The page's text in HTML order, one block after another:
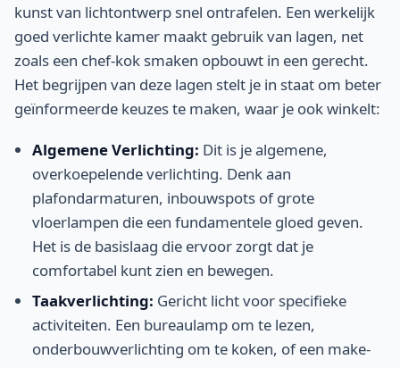
kunst van lichtontwerp snel ontrafelen. Een werkelijk
goed verlichte kamer maakt gebruik van lagen, net
zoals een chef-kok smaken opbouwt in een gerecht.
Het begrijpen van deze lagen stelt je in staat om beter
geïnformeerde keuzes te maken, waar je ook winkelt:
Algemene Verlichting: Dit is je algemene,
overkoepelende verlichting. Denk aan
plafondarmaturen, inbouwspots of grote
vloerlampen die een fundamentele gloed geven.
Het is de basislaag die ervoor zorgt dat je
comfortabel kunt zien en bewegen.
Taakverlichting: Gericht licht voor specifieke
activiteiten. Een bureaulamp om te lezen,
onderbouwverlichting om te koken, of een make-